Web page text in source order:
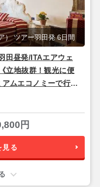
田昼発/ITAエアウェ
立地抜群！観光に便
ムエコノミーで行く
日間
） ツアー羽田発 6日間
円
見る